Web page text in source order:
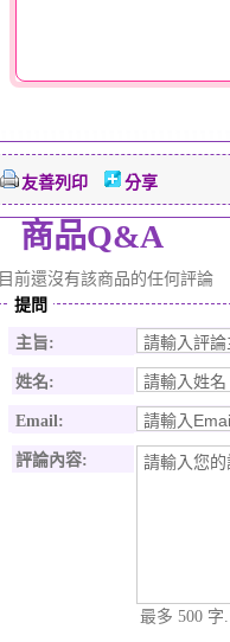
友善列印 分享
商品Q&A
目前還沒有該商品的任何評論
提問
主旨:
姓名:
Email:
評論內容:
最多 500 字.